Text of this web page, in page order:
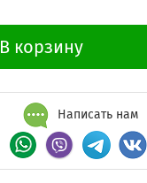
В корзину
Написать нам